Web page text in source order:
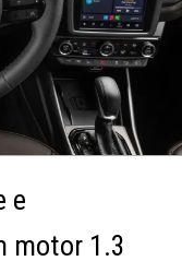
e
motor 1.3
e
motor 1.3